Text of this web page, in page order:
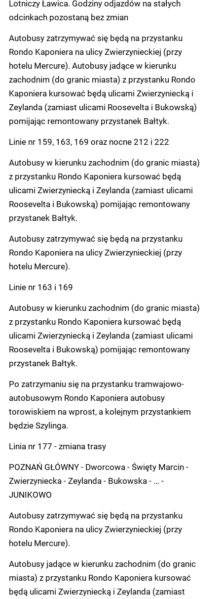
Lotniczy Ławica. Godziny odjazdów na stałych
odcinkach pozostaną bez zmian
Autobusy zatrzymywać się będą na przystanku
Rondo Kaponiera na ulicy Zwierzynieckiej (przy
hotelu Mercure). Autobusy jadące w kierunku
zachodnim (do granic miasta) z przystanku Rondo
Kaponiera kursować będą ulicami Zwierzyniecką i
Zeylanda (zamiast ulicami Roosevelta i Bukowską)
pomijając remontowany przystanek Bałtyk.
Linie nr 159, 163, 169 oraz nocne 212 i 222
Autobusy w kierunku zachodnim (do granic miasta)
z przystanku Rondo Kaponiera kursować będą
ulicami Zwierzyniecką i Zeylanda (zamiast ulicami
Roosevelta i Bukowską) pomijając remontowany
przystanek Bałtyk.
Autobusy zatrzymywać się będą na przystanku
Rondo Kaponiera na ulicy Zwierzynieckiej (przy
hotelu Mercure).
Linie nr 163 i 169
Autobusy w kierunku zachodnim (do granic miasta)
z przystanku Rondo Kaponiera kursować będą
ulicami Zwierzyniecką i Zeylanda (zamiast ulicami
Roosevelta i Bukowską) pomijając remontowany
przystanek Bałtyk.
Po zatrzymaniu się na przystanku tramwajowo-
autobusowym Rondo Kaponiera autobusy
torowiskiem na wprost, a kolejnym przystankiem
będzie Szylinga.
Linia nr 177 - zmiana trasy
POZNAŃ GŁÓWNY - Dworcowa - Święty Marcin -
Zwierzyniecka - Zeylanda - Bukowska - ... -
JUNIKOWO
Autobusy zatrzymywać się będą na przystanku
Rondo Kaponiera na ulicy Zwierzynieckiej (przy
hotelu Mercure).
Autobusy jadące w kierunku zachodnim (do granic
miasta) z przystanku Rondo Kaponiera kursować
będą ulicami Zwierzyniecką i Zeylanda (zamiast